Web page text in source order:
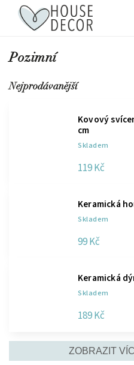
Pozimní
Nejprodávanější
Kovový
cm
Skladem
119 Kč
Keramická
Skladem
99 Kč
Keramická
Skladem
189 Kč
ZOBRAZIT